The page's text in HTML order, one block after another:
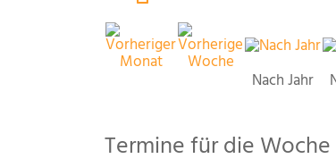
Nach Jahr
Termine für die Woche